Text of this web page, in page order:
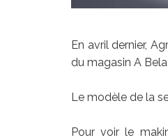
En avril dernier,
du magasin A
Le modèle de la
Pour voir le